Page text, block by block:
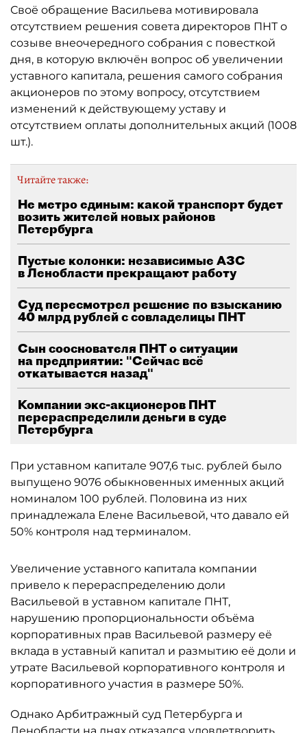
Своё обращение Васильева мотивировала
отсутствием решения совета директоров ПНТ о
созыве внеочередного собрания с повесткой
дня, в которую включён вопрос об увеличении
уставного капитала, решения самого собрания
акционеров по этому вопросу, отсутствием
изменений к действующему уставу и
отсутствием оплаты дополнительных акций (1008
шт.).
Читайте также:
Не метро единым: какой транспорт будет
возить жителей новых районов
Петербурга
Пустые колонки: независимые АЗС
в Ленобласти прекращают работу
Суд пересмотрел решение по взысканию
40 млрд рублей с совладелицы ПНТ
Сын сооснователя ПНТ о ситуации
на предприятии: "Сейчас всё
откатывается назад"
Компании экс-акционеров ПНТ
перераспределили деньги в суде
Петербурга
При уставном капитале 907,6 тыс. рублей было
выпущено 9076 обыкновенных именных акций
номиналом 100 рублей. Половина из них
принадлежала Елене Васильевой, что давало ей
50% контроля над терминалом.
Увеличение уставного капитала компании
привело к перераспределению доли
Васильевой в уставном капитале ПНТ,
нарушению пропорциональности объёма
корпоративных прав Васильевой размеру её
вклада в уставный капитал и размытию её доли и
утрате Васильевой корпоративного контроля и
корпоративного участия в размере 50%.
Однако Арбитражный суд Петербурга и